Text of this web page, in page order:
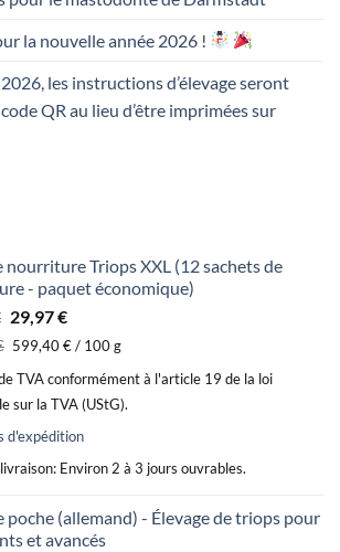
la nouvelle année 2026 !
les instructions d’élevage seront
QR au lieu d’être imprimées sur
nourriture Triops XXL (12 sachets de
- paquet économique)
Le
prix
était :
35,64 €.
29,97€Le
prix
est :
29,97 €.
599,40€/ 100g
TVA conformément à l'article 19 de la loi
sur la TVA (UStG).
d'expédition
Environ 2 à 3 jours ouvrables.
poche (allemand) - Élevage de triops pour
et avancés